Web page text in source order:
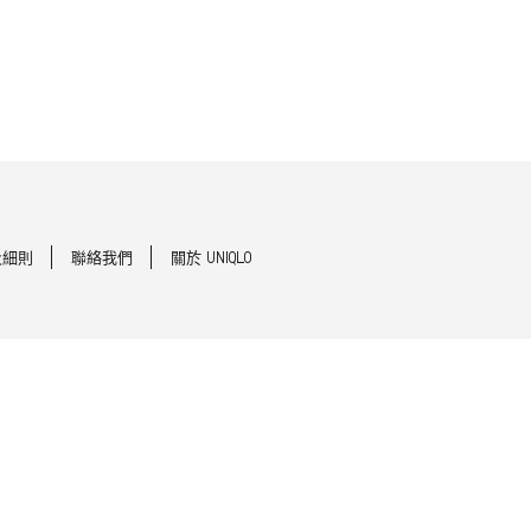
則 聯絡我們 關於 UNIQLO